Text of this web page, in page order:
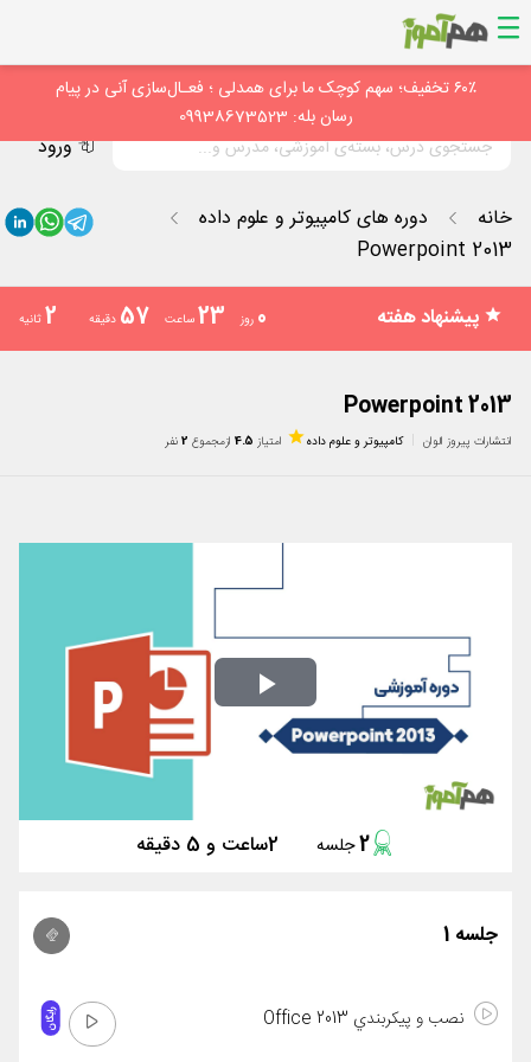
ورود
۶۰٪ تخفیف؛ سهم کوچک ما برای همدلی ؛ فعـال‌سازی آنی در پیام
رسان بله: 09938673523
خانه
دوره های کامپیوتر و علوم داده
Powerpoint 2013
پیشنهاد هفته 0 روز 23ساعت 57 دقیقه 1ثانیه
Powerpoint 2013
انتشارات پیروز الوان کامپیوتر و علوم داده امتیاز 4.5 ازمجموع 2نفر
Play
Video
2جلسه 2ساعت و 5 دقیقه
جلسه 1
نصب و پيکربندي Office 2013 رایگان